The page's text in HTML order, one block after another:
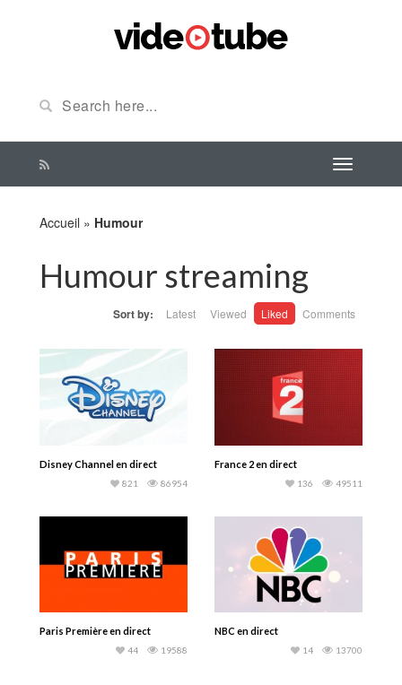
Accueil » Humour
Humour streaming
Sort by: Latest Viewed Liked Comments
Disney Channel en direct
86954
821
France 2 en direct
49511
136
Paris Première en direct
19588
44
NBC en direct
13700
14